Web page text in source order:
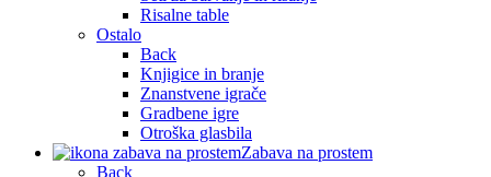
Risalne table
Ostalo
Back
Knjigice in branje
Znanstvene igrače
Gradbene igre
Otroška glasbila
Zabava na prostem
Back